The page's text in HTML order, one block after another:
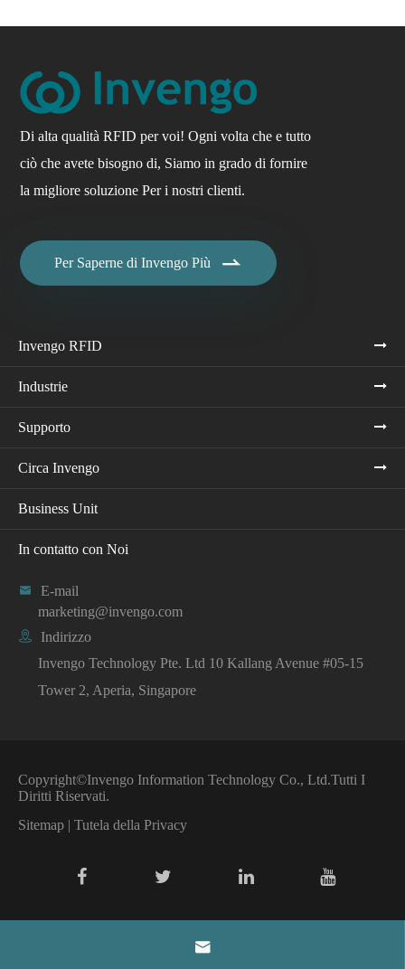
Di alta qualità RFID per voi! Ogni volta che e tutto
ciò che avete bisogno di, Siamo in grado di fornire
la migliore soluzione Per i nostri clienti.
Per Saperne di Invengo Più 
Invengo RFID
Industrie
Supporto
Circa Invengo
Business Unit
In contatto con Noi

E-mail
marketing@invengo.com

Indirizzo
Invengo Technology Pte. Ltd 10 Kallang Avenue #05-15
Tower 2, Aperia, Singapore
Copyright©Invengo Information Technology Co., Ltd.Tutti I
Diritti Riservati.
Sitemap | Tutela della Privacy
